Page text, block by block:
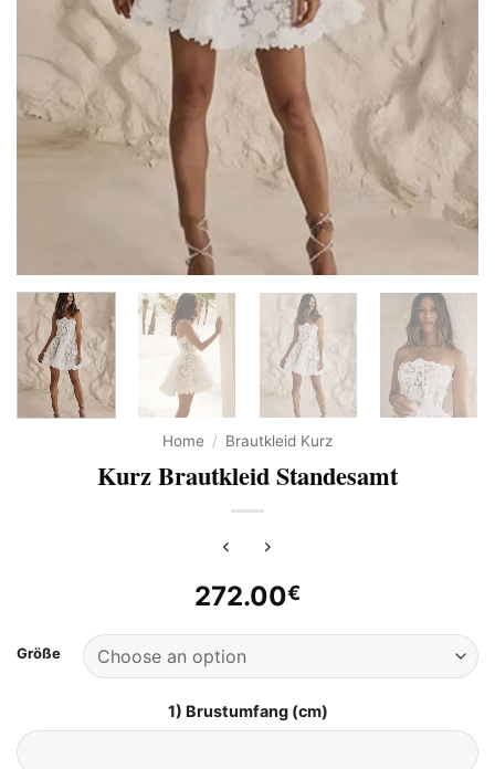
Home / Brautkleid Kurz
Kurz Brautkleid Standesamt
272.00€
Größe
1) Brustumfang (cm)